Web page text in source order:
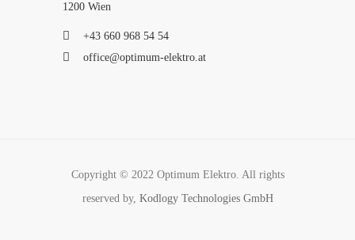
1200 Wien
+43 660 968 54 54
office@optimum-elektro.at
Copyright © 2022 Optimum Elektro. All rights
reserved by, Kodlogy Technologies GmbH